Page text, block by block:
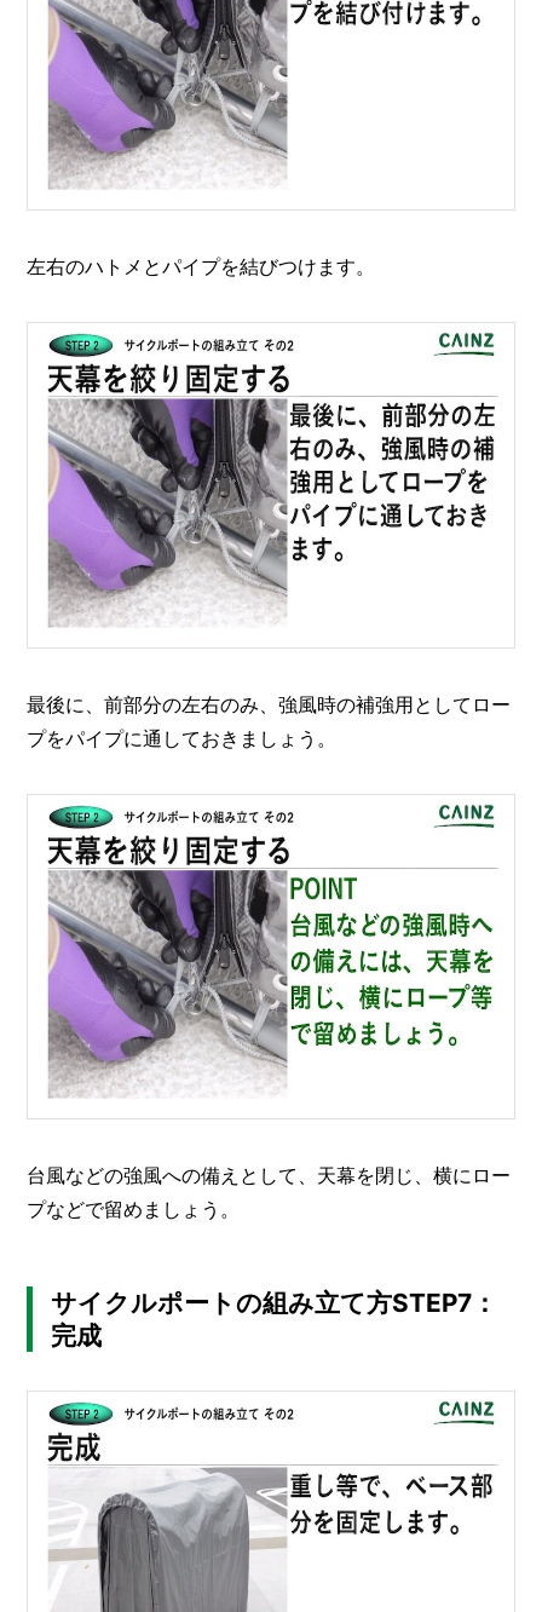
左右のハトメとパイプを結びつけます。
最後に、前部分の左右のみ、強風時の補強用としてロー
プをパイプに通しておきましょう。
台風などの強風への備えとして、天幕を閉じ、横にロー
プなどで留めましょう。
サイクルポートの組み立て方STEP7：
完成